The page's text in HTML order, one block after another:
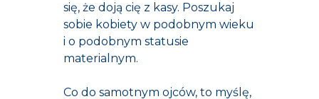
się, że doją cię z kasy. Poszukaj
sobie kobiety w podobnym wieku
i o podobnym statusie
materialnym.
Co do samotnym ojców, to myślę,